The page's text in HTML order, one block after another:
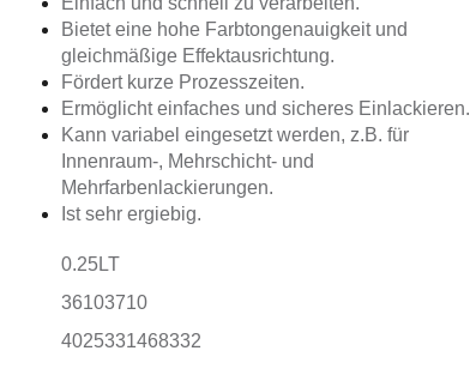
Bietet eine hohe Farbtongenauigkeit und
gleichmäßige Effektausrichtung.
Fördert kurze Prozesszeiten.
Ermöglicht einfaches und sicheres Einlackieren.
Kann variabel eingesetzt werden, z.B. für
Innenraum-, Mehrschicht- und
Mehrfarbenlackierungen.
Ist sehr ergiebig.
0.25LT
36103710
4025331468332